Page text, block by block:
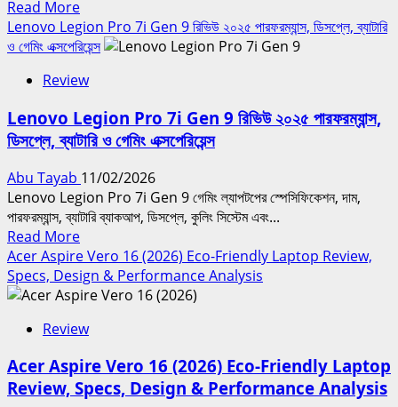
পারফরম্যান্স
ও
দাম
Read MoreRead
more
about
ThinkBook
Gen
6
রিভিউ
২০২৫
ডিজাইন,
স্পেসিফিকেশন,
পারফরম্যান্স,
ব্যাটারি
ও
Lenovo Legion Pro 7i Gen 9 রিভিউ ২০২৫ পারফরম্যান্স, ডিসপ্লে, ব্যাটারি
ও গেমিং এক্সপেরিয়েন্স
Review
Lenovo Legion Pro 7i Gen 9 রিভিউ ২০২৫ পারফরম্যান্স,
ডিসপ্লে, ব্যাটারি ও গেমিং এক্সপেরিয়েন্স
Abu Tayab 11/02/2026
Lenovo Legion Pro 7i Gen 9 গেমিং ল্যাপটপের স্পেসিফিকেশন, দাম,
পারফরম্যান্স, ব্যাটারি ব্যাকআপ, ডিসপ্লে, কুলিং সিস্টেম এবং...
Read MoreRead
more
about
Lenovo
Pro
Gen
9
Acer Aspire Vero 16 (2026) Eco-Friendly Laptop Review,
Specs, Design & Performance Analysis
Review
Acer Aspire Vero 16 (2026) Eco-Friendly Laptop
Review, Specs, Design & Performance Analysis